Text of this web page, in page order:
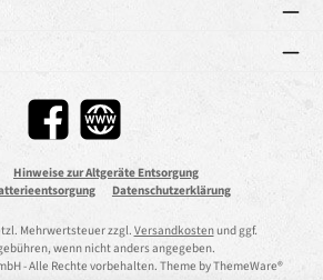
Facebook Website
Hinweise zur Altgeräte Entsorgung
Datenschutzerklärung
Mehrwertsteuer zzgl. Versandkostenund ggf.
wenn nicht anders angegeben.
- Alle Rechte vorbehalten. Theme byThemeWare®